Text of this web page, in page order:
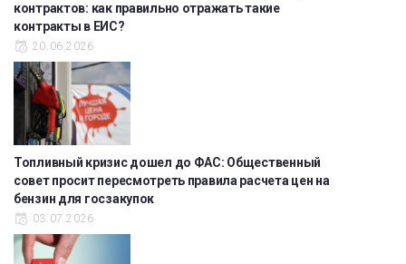
контрактов: как правильно отражать такие
контракты в ЕИС?
20.06.2026
Топливный кризис дошел до ФАС: Общественный
совет просит пересмотреть правила расчета цен на
бензин для госзакупок
03.07.2026